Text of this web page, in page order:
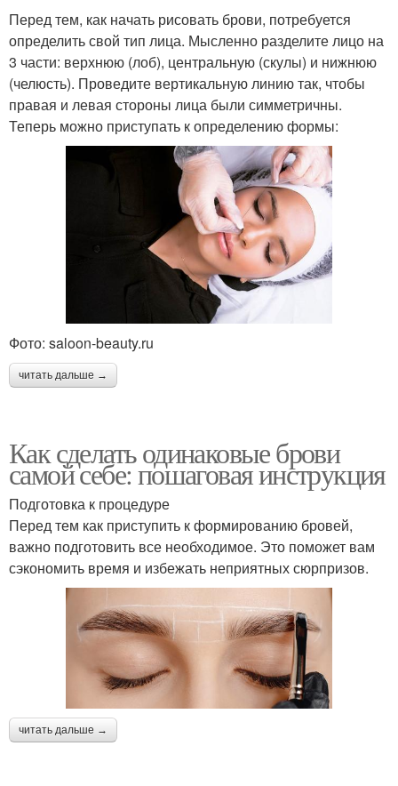
Перед тем, как начать рисовать брови, потребуется
определить свой тип лица. Мысленно разделите лицо на
3 части: верхнюю (лоб), центральную (скулы) и нижнюю
(челюсть). Проведите вертикальную линию так, чтобы
правая и левая стороны лица были симметричны.
Теперь можно приступать к определению формы:
Фото: saloon-beauty.ru
читать дальше →
Как сделать одинаковые брови
самой себе: пошаговая инструкция
Подготовка к процедуре
Перед тем как приступить к формированию бровей,
важно подготовить все необходимое. Это поможет вам
сэкономить время и избежать неприятных сюрпризов.
читать дальше →